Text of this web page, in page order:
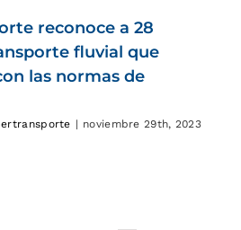
reconoce a 28
fluvial que
las normas de
| noviembre 29th, 2023